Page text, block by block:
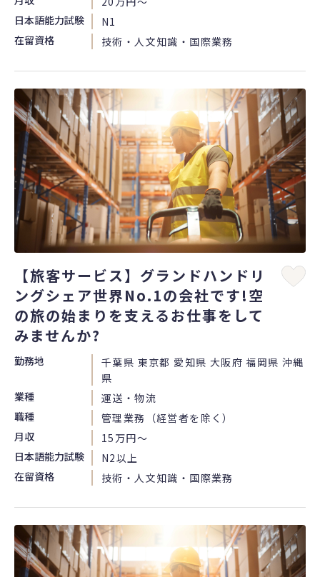
日本語能力試験
N1
在留資格
技術・人文知識・国際業務
【旅客サービス】グランドハンドリ
ングシェア世界No.1の会社です!空
の旅の始まりを支えるお仕事をして
みませんか?
勤務地
千葉県 東京都 愛知県 大阪府 福岡県 沖縄
県
業種
運送・物流
職種
管理業務（経営者を除く）
月収
15万円〜
日本語能力試験
N2以上
在留資格
技術・人文知識・国際業務